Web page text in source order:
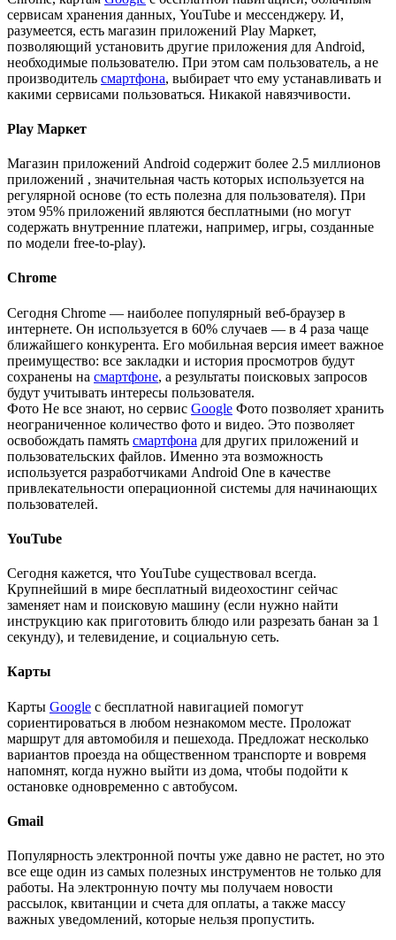
сервисам хранения данных, YouTube и мессенджеру. И,
разумеется, есть магазин приложений Play Маркет,
позволяющий установить другие приложения для Android,
необходимые пользователю. При этом сам пользователь, а не
производитель смартфона, выбирает что ему устанавливать и
какими сервисами пользоваться. Никакой навязчивости.
Play Маркет
Магазин приложений Android содержит более 2.5 миллионов
приложений , значительная часть которых используется на
регулярной основе (то есть полезна для пользователя). При
этом 95% приложений являются бесплатными (но могут
содержать внутренние платежи, например, игры, созданные
по модели free-to-play).
Chrome
Сегодня Chrome — наиболее популярный веб-браузер в
интернете. Он используется в 60% случаев — в 4 раза чаще
ближайшего конкурента. Его мобильная версия имеет важное
преимущество: все закладки и история просмотров будут
сохранены на смартфоне, а результаты поисковых запросов
будут учитывать интересы пользователя.
Фото Не все знают, но сервис Google Фото позволяет хранить
неограниченное количество фото и видео. Это позволяет
освобождать память смартфона для других приложений и
пользовательских файлов. Именно эта возможность
используется разработчиками Android One в качестве
привлекательности операционной системы для начинающих
пользователей.
YouTube
Сегодня кажется, что YouTube существовал всегда.
Крупнейший в мире бесплатный видеохостинг сейчас
заменяет нам и поисковую машину (если нужно найти
инструкцию как приготовить блюдо или разрезать банан за 1
секунду), и телевидение, и социальную сеть.
Карты
Карты Google с бесплатной навигацией помогут
сориентироваться в любом незнакомом месте. Проложат
маршрут для автомобиля и пешехода. Предложат несколько
вариантов проезда на общественном транспорте и вовремя
напомнят, когда нужно выйти из дома, чтобы подойти к
остановке одновременно с автобусом.
Gmail
Популярность электронной почты уже давно не растет, но это
все еще один из самых полезных инструментов не только для
работы. На электронную почту мы получаем новости
рассылок, квитанции и счета для оплаты, а также массу
важных уведомлений, которые нельзя пропустить.